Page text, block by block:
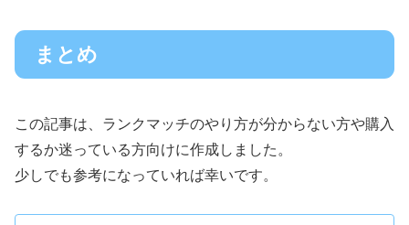
まとめ
この記事は、ランクマッチのやり方が分からない方や購入
するか迷っている方向けに作成しました。
少しでも参考になっていれば幸いです。